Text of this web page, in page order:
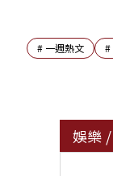
# 一週熱文 #
娛樂 /